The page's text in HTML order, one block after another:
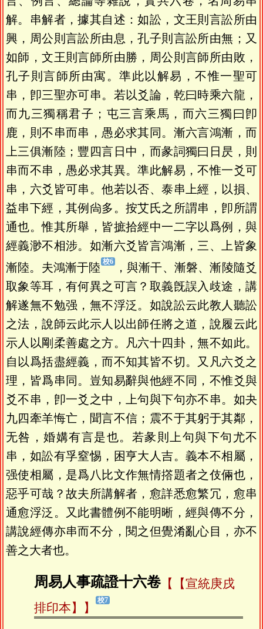
解。串解者，據其自述：如訟，文王則言訟所由
興，周公則言訟所由息，孔子則言訟所由無；又
如師，文王則言師所由勝，周公則言師所由敗，
孔子則言師所由寓。準此以解易，不惟一聖可
串，卽三聖亦可串。若以爻論，乾曰時乘六龍，
而九三獨稱君子；屯三言乘馬，而六三獨曰卽
鹿，則不串而串，愚必求其同。漸六言鴻漸，而
上三俱漸陸；豐四言日中，而彖詞獨曰日昃，則
串而不串，愚必求其異。準此解易，不惟一爻可
串，六爻皆可串。他若以否、泰串上經，以損、
益串下經，其例尙多。按艾氏之所謂串，卽所謂
通也。惟其所舉，皆摭拾經中一二字以爲例，與
經義渺不相涉。如漸六爻皆言鴻漸，三、上皆象
漸陸。夫鴻漸于陸
，與漸干、漸磐、漸陵隨爻
取象等耳，有何異之可言？取義旣誤入歧途，講
解遂無不勉强，無不浮泛。如說訟云此教人聽訟
之法，說師云此示人以出師任將之道，說履云此
示人以剛柔善處之方。凡六十四卦，無不如此。
自以爲括盡經義，而不知其皆不切。又凡六爻之
理，皆爲串同。豈知易辭與他經不同，不惟爻與
爻不串，卽一爻之中，上句與下句亦不串。如夬
九四牽羊悔亡，聞言不信；震不于其躬于其鄰，
无咎，婚媾有言是也。若彖則上句與下句尤不
串，如訟有孚窒惕，困亨大人吉。義本不相屬，
强使相屬，是爲八比文作無情撘題者之伎倆也，
惡乎可哉？故夫所講解者，愈詳悉愈繁冗，愈串
通愈浮泛。又此書體例不能明晰，經與傳不分，
講說經傳亦串而不分，閱之但覺淆亂心目，亦不
善之大者也。
周易人事疏證十六卷
【宣統庚戌
排印本】